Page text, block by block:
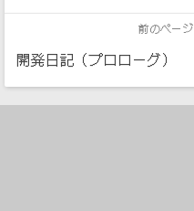
前のページ
開発日記（プロローグ）